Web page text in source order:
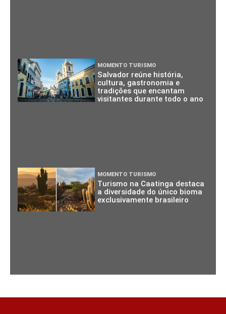
MOMENTO TURISMO
Salvador reúne história,
cultura, gastronomia e
tradições que encantam
visitantes durante todo o ano
MOMENTO TURISMO
Turismo na Caatinga destaca
a diversidade do único bioma
exclusivamente brasileiro